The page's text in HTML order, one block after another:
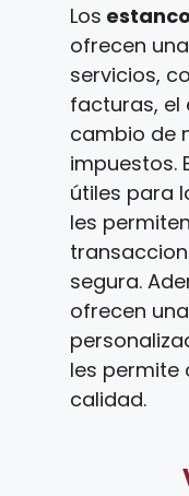
Los
ofrecen
servicios,
facturas, el
cambio de
impuestos.
útiles para
les
segura.
ofrecen
les permite
calidad.